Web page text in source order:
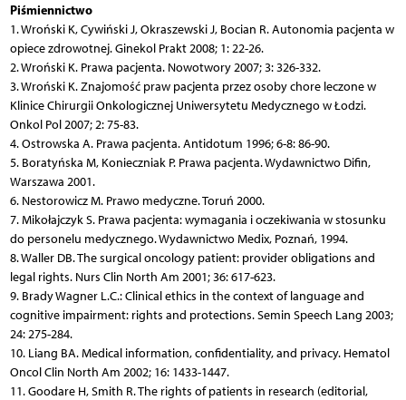
Piśmiennictwo
1. Wroński K, Cywiński J, Okraszewski J, Bocian R. Autonomia pacjenta w
opiece zdrowotnej. Ginekol Prakt 2008; 1: 22-26.
2. Wroński K. Prawa pacjenta. Nowotwory 2007; 3: 326-332.
3. Wroński K. Znajomość praw pacjenta przez osoby chore leczone w
Klinice Chirurgii Onkologicznej Uniwersytetu Medycznego w Łodzi.
Onkol Pol 2007; 2: 75-83.
4. Ostrowska A. Prawa pacjenta. Antidotum 1996; 6-8: 86-90.
5. Boratyńska M, Konieczniak P. Prawa pacjenta. Wydawnictwo Difin,
Warszawa 2001.
6. Nestorowicz M. Prawo medyczne. Toruń 2000.
7. Mikołajczyk S. Prawa pacjenta: wymagania i oczekiwania w stosunku
do personelu medycznego. Wydawnictwo Medix, Poznań, 1994.
8. Waller DB. The surgical oncology patient: provider obligations and
legal rights. Nurs Clin North Am 2001; 36: 617-623.
9. Brady Wagner L.C.: Clinical ethics in the context of language and
cognitive impairment: rights and protections. Semin Speech Lang 2003;
24: 275-284.
10. Liang BA. Medical information, confidentiality, and privacy. Hematol
Oncol Clin North Am 2002; 16: 1433-1447.
11. Goodare H, Smith R. The rights of patients in research (editorial,